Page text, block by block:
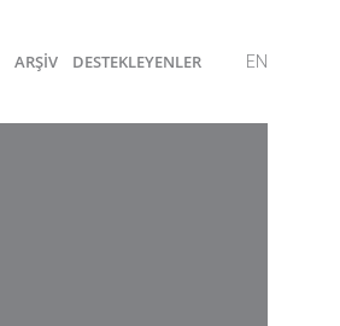
ARŞİV DESTEKLEYENLER EN